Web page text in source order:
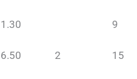
1.30 9
6.50 2 15